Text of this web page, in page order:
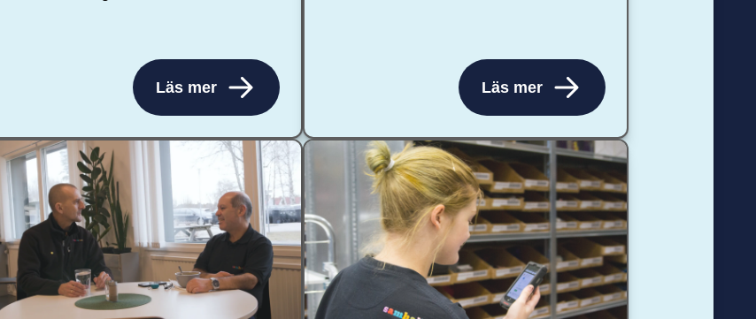
Läs mer Läs mer